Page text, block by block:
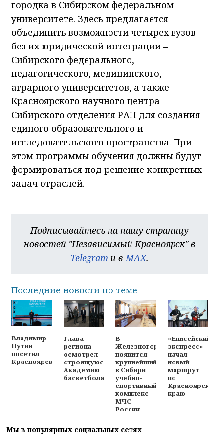
объединить возможности четырех вузов
без их юридической интеграции –
Сибирского федерального,
педагогического, медицинского,
аграрного университетов, а также
Красноярского научного центра
Сибирского отделения РАН для создания
единого образовательного и
исследовательского пространства. При
этом программы обучения должны будут
формироваться под решение конкретных
задач отраслей.
Telegramи вMAX.
Последние новости по теме
Владимир
Путин
посетил
Красноярск
Глава
региона
осмотрел
строящуюся
Академию
баскетбола
В
Железногорске
появится
крупнейший
в Сибири
учебно-
спортивный
комплекс
МЧС
России
«Енисейский
экспресс»
начал
новый
маршрут
по
краю
Мы в популярных социальных сетях